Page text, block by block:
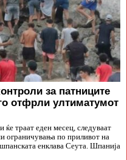
за патниците
отфрли ултиматумот
ќе траат еден месец, следуваат
ограничувања по приливот на
енклава Сеута. Шпанија